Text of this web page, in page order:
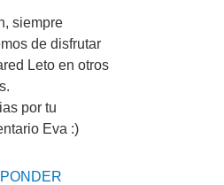
siempre
de disfrutar
Leto en otros
por tu
Eva :)